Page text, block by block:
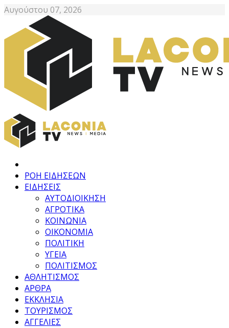
Αυγούστου 07, 2026
ΡΟΗ ΕΙΔΗΣΕΩΝ
ΕΙΔΗΣΕΙΣ
ΑΥΤΟΔΙΟΙΚΗΣΗ
ΑΓΡΟΤΙΚΑ
ΚΟΙΝΩΝΙΑ
ΟΙΚΟΝΟΜΙΑ
ΠΟΛΙΤΙΚΗ
ΥΓΕΙΑ
ΠΟΛΙΤΙΣΜΟΣ
ΑΘΛΗΤΙΣΜΟΣ
ΑΡΘΡΑ
ΕΚΚΛΗΣΙΑ
ΤΟΥΡΙΣΜΟΣ
ΑΓΓΕΛΙΕΣ